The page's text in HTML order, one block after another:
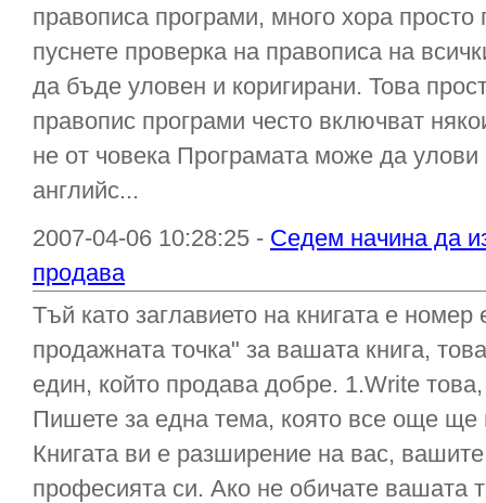
правописа програми, много хора просто
пуснете проверка на правописа на
да бъде уловен и коригирани. Това
правопис програми често включват
не от човека Програмата може да улови
английс...
2007-04-06 10:28:25 - Седем начина да
продава
Тъй като заглавието на книгата е
продажната точка" за вашата книга,
един, който продава добре. 1.Write
Пишете за една тема, която все още ще
Книгата ви е разширение на вас, вашите
професията си. Ако не обичате вашата